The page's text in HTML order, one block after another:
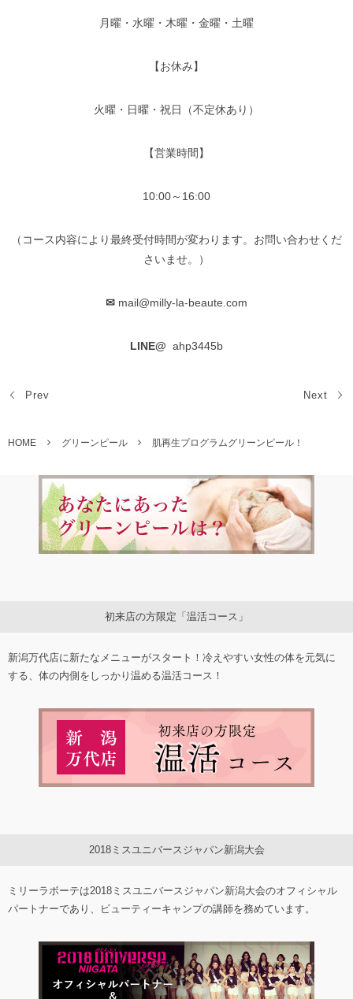
月曜・水曜・木曜・金曜・土曜
【お休み】
火曜・日曜・祝日（不定休あり）
【営業時間】
10:00～16:00
（コース内容により最終受付時間が変わります。お問い合わせくだ
さいませ。）
✉ mail@milly-la-beaute.com
LINE@ ahp3445b
Prev Next
HOME グリーンピール 肌再生プログラムグリーンピール！
初来店の方限定「温活コース」
新潟万代店に新たなメニューがスタート！冷えやすい女性の体を元気に
する、体の内側をしっかり温める温活コース！
2018ミスユニバースジャパン新潟大会
ミリーラボーテは2018ミスユニバースジャパン新潟大会のオフィシャル
パートナーであり、ビューティーキャンプの講師を務めています。